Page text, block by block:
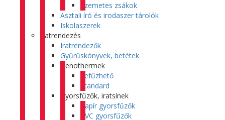
Szemetes zsákok
Asztali író és irodaszer tárolók
Iskolaszerek
Iratrendezés
Iratrendezők
Gyűrűskönyvek, betétek
Genothermek
Lefűzhető
Standard
Gyorsfűzők, iratsínek
Papír gyorsfűzők
PVC gyorsfűzők